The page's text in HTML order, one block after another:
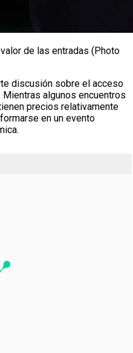
de las entradas (Photo
discusión sobre el acceso
algunos encuentros
precios relativamente
en un evento